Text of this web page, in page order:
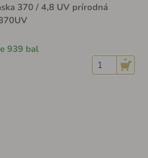
370 / 4,8 UV prírodná
939 bal